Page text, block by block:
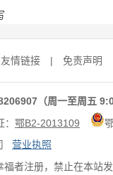
友情链接 | 免责声明
（周一至周五
鄂B2-2013109
营业执照
者注册，禁止在本站